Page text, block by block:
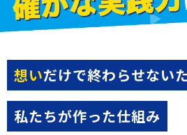
想いだけで終わらせないた
私たちが作った仕組み